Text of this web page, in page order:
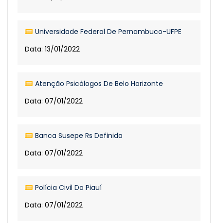
Universidade Federal De Pernambuco-UFPE
Data: 13/01/2022
Atenção Psicólogos De Belo Horizonte
Data: 07/01/2022
Banca Susepe Rs Definida
Data: 07/01/2022
Polícia Civil Do Piauí
Data: 07/01/2022